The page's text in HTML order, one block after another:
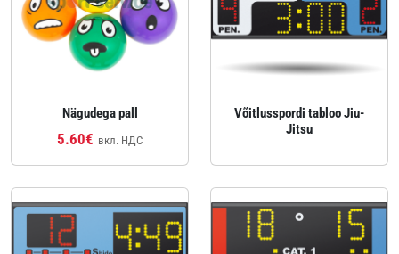
Nägudega pall
5.60€ вкл. НДС
Võitlusspordi tabloo Jiu-
Jitsu